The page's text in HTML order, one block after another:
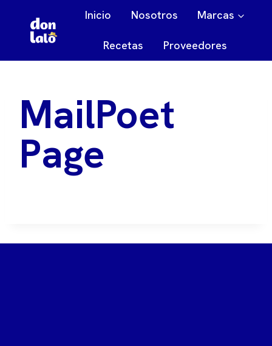
contenido
Inicio Nosotros Marcas
Recetas Proveedores
MailPoet
Page